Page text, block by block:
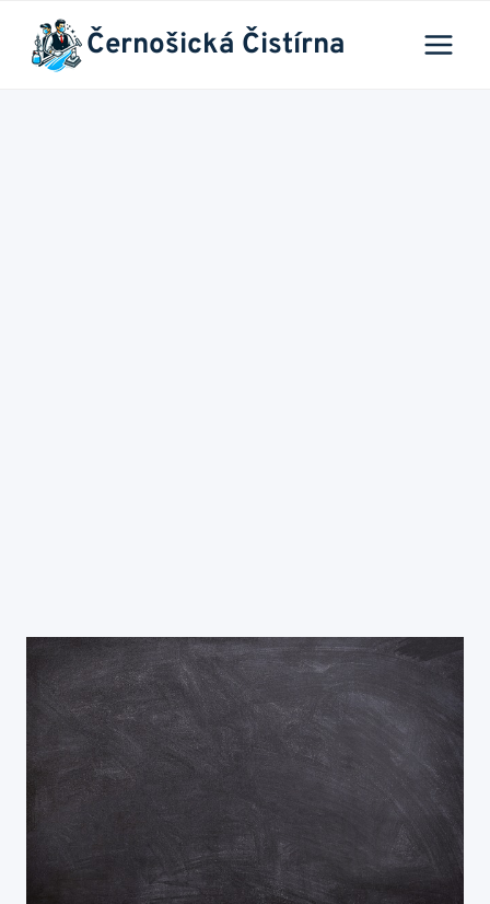
Přeskočit
obsah
Černošická Čistírna